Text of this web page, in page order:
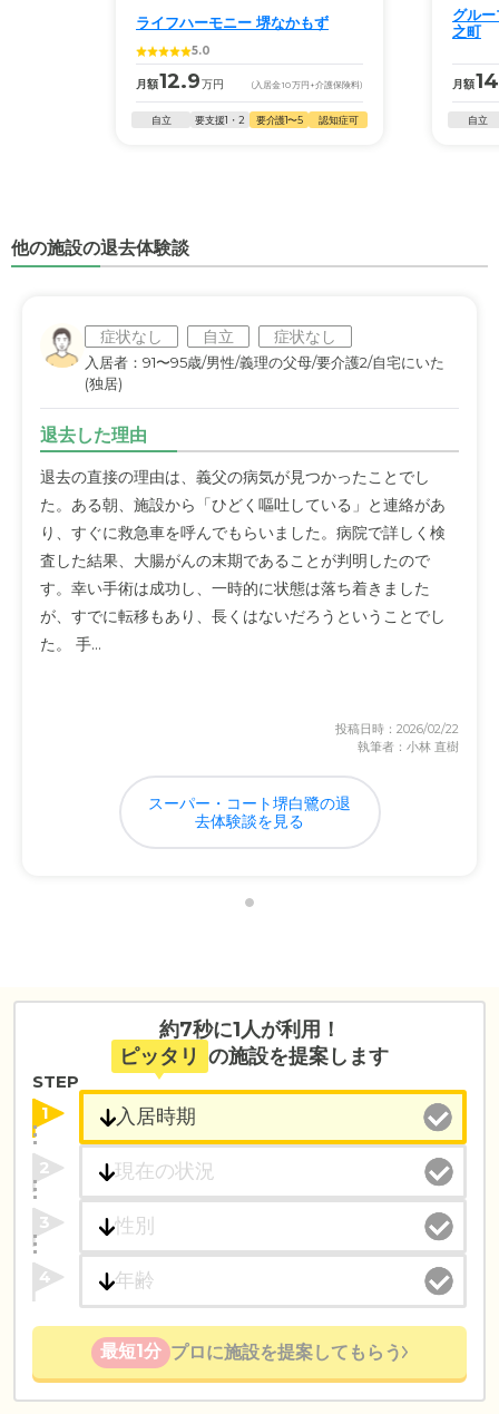
ライフハーモニー 堺なかもず
5.0
月額12.9万円 (入居金10万円 +介護保険料)
自立 要支援1・2 要介護1〜5 認知症可
グル
之町
月額
自立
他の施設の退去体験談
症状なし 自立 症状なし
入居者：91〜95歳/男性/義理の父母/要介護2/自宅にいた
(独居)
退去した理由
退去の直接の理由は、義父の病気が見つかったことでし
た。ある朝、施設から「ひどく嘔吐している」と連絡があ
り、すぐに救急車を呼んでもらいました。病院で詳しく検
査した結果、大腸がんの末期であることが判明したので
す。幸い手術は成功し、一時的に状態は落ち着きました
が、すでに転移もあり、長くはないだろうということでし
た。 手...
投稿日時：2026/02/22
執筆者：小林 直樹
スーパー・コート堺白鷺の退
去体験談を見る
約7秒に1人が利用！
ピッタリ の施設を提案します
STEP
1
2
3
4
最短1分 プロに施設を提案してもらう